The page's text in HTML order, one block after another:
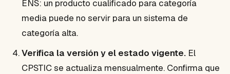
ENS: un producto cualificado para categoría
media puede no servir para un sistema de
categoría alta.
Verifica la versión y el estado vigente. El
CPSTIC se actualiza mensualmente. Confirma que